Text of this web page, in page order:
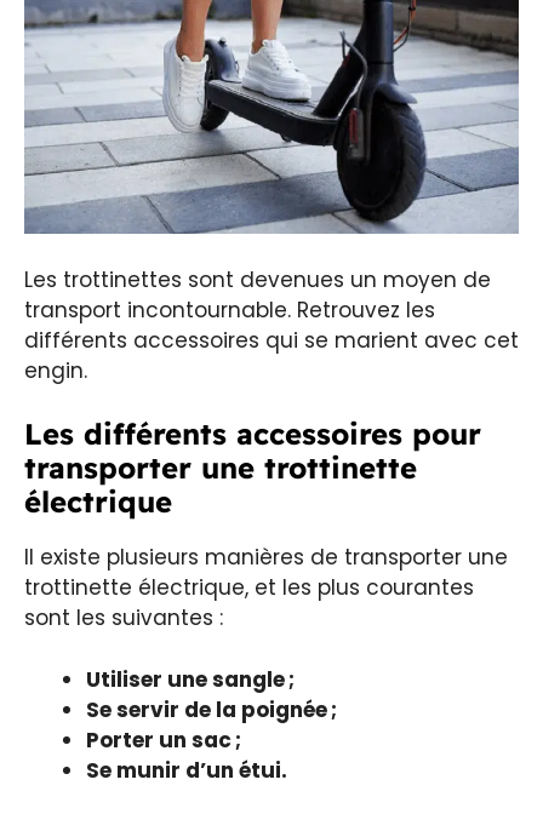
Les trottinettes sont devenues un moyen de
transport incontournable. Retrouvez les
différents accessoires qui se marient avec cet
engin.
Les différents accessoires pour
transporter une trottinette
électrique
Il existe plusieurs manières de transporter une
trottinette électrique, et les plus courantes
sont les suivantes :
Utiliser une sangle ;
Se servir de la poignée ;
Porter un sac ;
Se munir d’un étui.